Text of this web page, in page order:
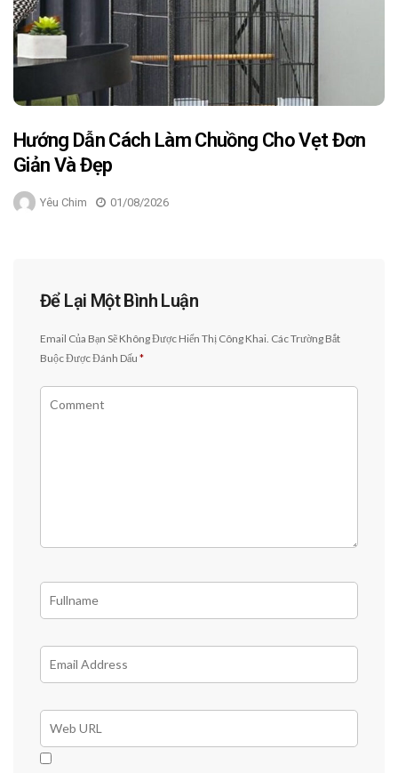
Hướng Dẫn Cách Làm Chuồng Cho Vẹt Đơn
Giản Và Đẹp
Yêu Chim 01/08/2026
Để Lại Một Bình Luận
Email Của Bạn Sẽ Không Được Hiển Thị Công Khai. Các Trường Bắt
Buộc Được Đánh Dấu *